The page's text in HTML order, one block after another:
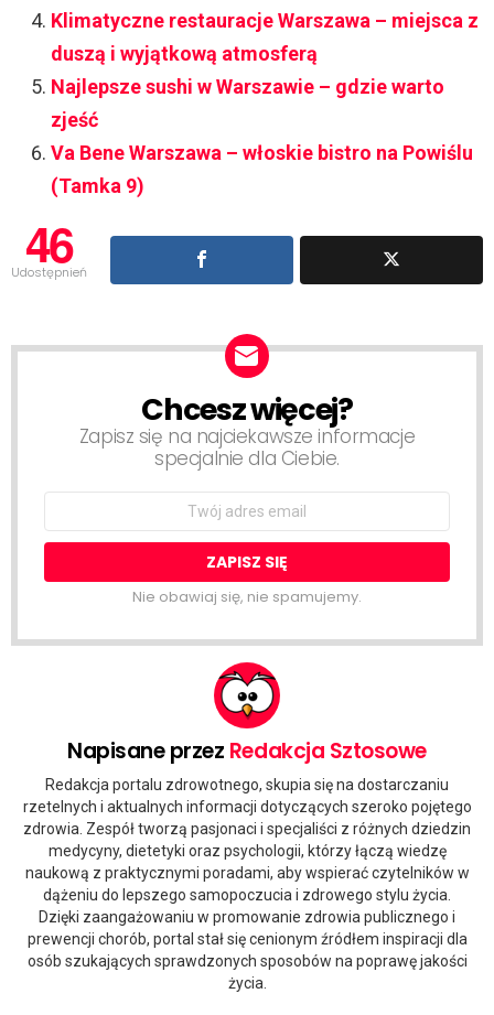
Klimatyczne restauracje Warszawa – miejsca z
duszą i wyjątkową atmosferą
Najlepsze sushi w Warszawie – gdzie warto
zjeść
Va Bene Warszawa – włoskie bistro na Powiślu
(Tamka 9)
46
Udostępnień
NEWSLETTERChcesz więcej?
Zapisz się na najciekawsze informacje
specjalnie dla Ciebie.
Email
Nie obawiaj się, nie spamujemy.
Napisane przez Redakcja Sztosowe
Redakcja portalu zdrowotnego, skupia się na dostarczaniu
rzetelnych i aktualnych informacji dotyczących szeroko pojętego
zdrowia. Zespół tworzą pasjonaci i specjaliści z różnych dziedzin
medycyny, dietetyki oraz psychologii, którzy łączą wiedzę
naukową z praktycznymi poradami, aby wspierać czytelników w
dążeniu do lepszego samopoczucia i zdrowego stylu życia.
Dzięki zaangażowaniu w promowanie zdrowia publicznego i
prewencji chorób, portal stał się cenionym źródłem inspiracji dla
osób szukających sprawdzonych sposobów na poprawę jakości
życia.